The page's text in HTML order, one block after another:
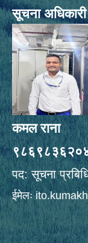
सूचना अधिकारी
कमल राना
पद: सूचना
ईमेलः